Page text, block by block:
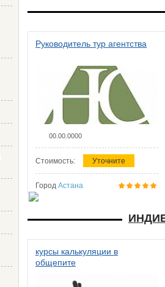
Руководитель тур агентства
00.00.0000
Стоимость: Уточните
Город Астана
курсы калькуляции в
общепите